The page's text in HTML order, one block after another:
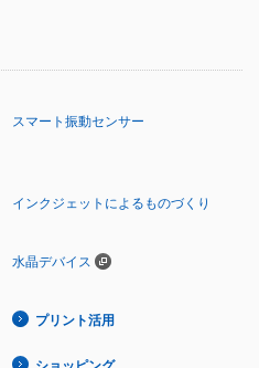
スマート振動センサー
インクジェットによるものづくり
水晶デバイス
プリント活用